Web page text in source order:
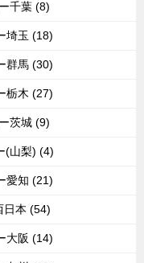
千葉 (8)
埼玉 (18)
群馬 (30)
栃木 (27)
茨城 (9)
(山梨) (4)
愛知 (21)
日本 (54)
大阪 (14)